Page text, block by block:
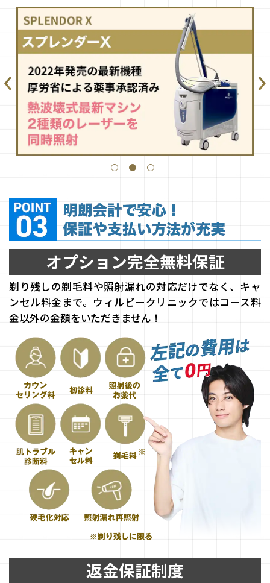
オプション完全無料保証
剃り残しの剃毛料や照射漏れの対応だけでなく、キャ
ンセル料金まで。ウィルビークリニックではコース料
金以外の金額をいただきません！
返金保証制度